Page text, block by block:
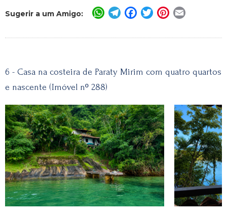
Sugerir a um Amigo: WhatsApp
Telegram
Facebook
TwitterPinterest
6 - Casa na costeira de Paraty Mirim com quatro quartos
e nascente (Imóvel nº 288)